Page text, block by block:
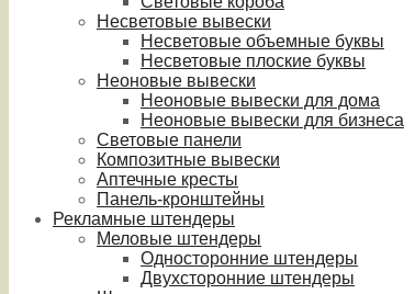
Несветовые вывески
Несветовые объемные буквы
Несветовые плоские буквы
Неоновые вывески
Неоновые вывески для дома
Неоновые вывески для бизнеса
Световые панели
Композитные вывески
Аптечные кресты
Панель-кронштейны
Рекламные штендеры
Меловые штендеры
Односторонние штендеры
Двухсторонние штендеры